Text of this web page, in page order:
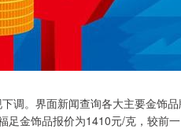
。界面新闻查询各大主要金饰品
金饰品报价为1410元/克，较前
4694.44